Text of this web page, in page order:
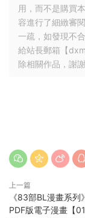
用，而不是購買
容進行了細緻審
一疏，如發現不
給站長郵箱【
除相關作品，謝
上一篇
《83部BL漫畫系列
PDF版電子漫畫【